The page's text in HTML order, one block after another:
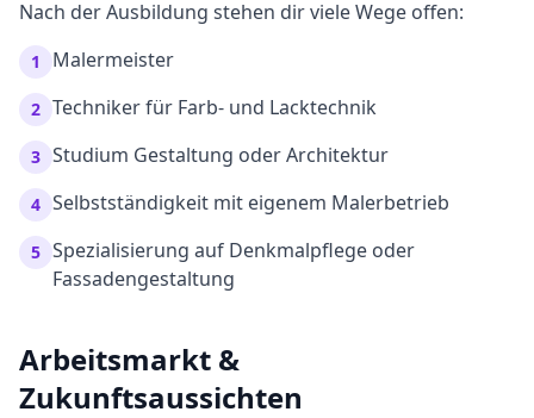
Nach der Ausbildung stehen dir viele Wege offen:
1 Malermeister
2 Techniker für Farb- und Lacktechnik
3 Studium Gestaltung oder Architektur
4 Selbstständigkeit mit eigenem Malerbetrieb
5 Spezialisierung auf Denkmalpflege oder
Fassadengestaltung
Arbeitsmarkt &
Zukunftsaussichten